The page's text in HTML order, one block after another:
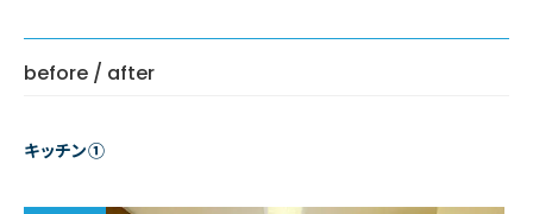
before / after
キッチン①